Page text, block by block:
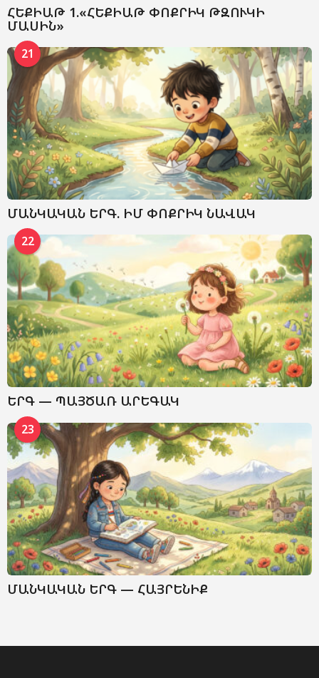
ՀԵՔԻԱԹ 1.«ՀԵՔԻԱԹ ՓՈՔՐԻԿ ԹԶՈՒԿԻ
ՄԱՍԻՆ»
21
ՄԱՆԿԱԿԱՆ ԵՐԳ. ԻՄ ՓՈՔՐԻԿ ՆԱՎԱԿ
22
ԵՐԳ — ՊԱՅԾԱՌ ԱՐԵԳԱԿ
23
ՄԱՆԿԱԿԱՆ ԵՐԳ — ՀԱՅՐԵՆԻՔ